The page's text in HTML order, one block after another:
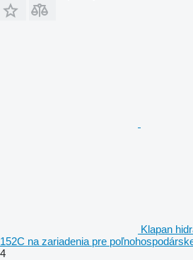
Klapan
152C na zariadenia pre
4